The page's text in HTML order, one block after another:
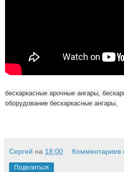
бескаркасные арочные ангары,
оборудование бескаркасные ангары,
Сергей на 18:00 Комментариев
Поделиться